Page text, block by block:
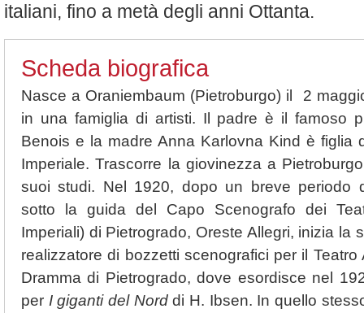
italiani, fino a metà degli anni Ottanta.
Scheda biografica
Nasce a Oraniembaum (Pietroburgo) il 2
in una famiglia di artisti. Il padre è il famoso
Benois e la madre Anna Karlovna Kind è figlia
Imperiale. Trascorre la giovinezza a
suoi studi. Nel 1920, dopo un breve periodo
sotto la guida del Capo Scenografo dei
Imperiali) di Pietrogrado, Oreste Allegri, inizia la
realizzatore di bozzetti scenografici per il Teatro
Dramma di Pietrogrado, dove esordisce nel
per I giganti del Norddi H. Ibsen. In quello